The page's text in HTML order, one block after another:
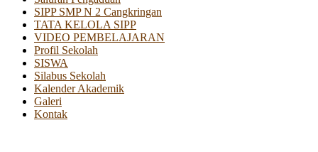
SIPP SMP N 2 Cangkringan
TATA KELOLA SIPP
VIDEO PEMBELAJARAN
Profil Sekolah
SISWA
Silabus Sekolah
Kalender Akademik
Galeri
Kontak